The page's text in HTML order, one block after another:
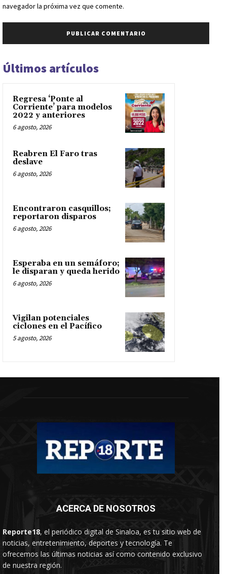
navegador la próxima vez que comente.
Últimos artículos
Regresa ‘Ponte al
Corriente’ para modelos
2022 y anteriores
6 agosto, 2026
Reabren El Faro tras
deslave
6 agosto, 2026
Encontraron casquillos;
reportaron disparos
6 agosto, 2026
Esperaba en un semáforo;
le disparan y queda herido
6 agosto, 2026
Vigilan potenciales
ciclones en el Pacífico
5 agosto, 2026
ACERCA DE NOSOTROS
Reporte18, el periódico digital de Sinaloa, es tu sitio web de
noticias, entretenimiento, deportes y tecnología. Te
ofrecemos las últimas noticias así como contenido exclusivo
de nuestra región.